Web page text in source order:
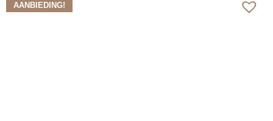
AANBIEDING!